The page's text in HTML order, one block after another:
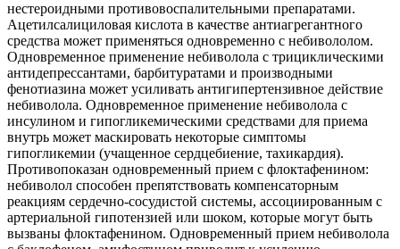
нестероидными противовоспалительными препаратами.
Ацетилсалициловая кислота в качестве антиагрегантного
средства может применяться одновременно с небивололом.
Одновременное применение небиволола с трициклическими
антидепрессантами, барбитуратами и производными
фенотиазина может усиливать антигипертензивное действие
небиволола. Одновременное применение небиволола с
инсулином и гипогликемическими средствами для приема
внутрь может маскировать некоторые симптомы
гипогликемии (учащенное сердцебиение, тахикардия).
Противопоказан одновременный прием с флоктафенином:
небиволол способен препятствовать компенсаторным
реакциям сердечно-сосудистой системы, ассоциированным с
артериальной гипотензией или шоком, которые могут быть
вызваны флоктафенином. Одновременный прием небиволола